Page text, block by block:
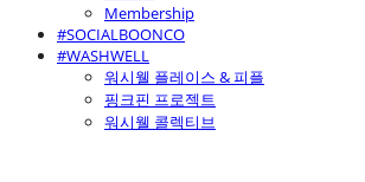
Membership
#SOCIALBOONCO
#WASHWELL
워시웰 플레이스 & 피플
핑크핀 프로젝트
워시웰 콜렉티브